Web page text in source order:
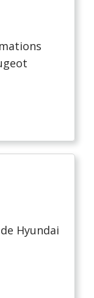
Hyundai